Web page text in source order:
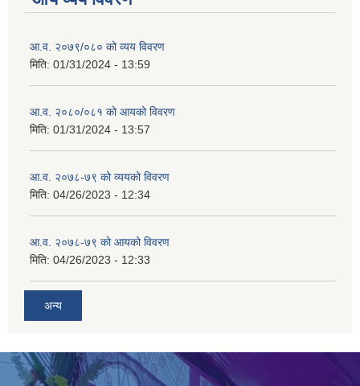
आ.व. २०७९/०८० को व्यय विवरण
मिति: 01/31/2024 - 13:59
आ.व. २०८०/०८१ को आयको विवरण
मिति: 01/31/2024 - 13:57
आ.व. २०७८-७९ को व्ययको विवरण
मिति: 04/26/2023 - 12:34
आ.व. २०७८-७९ को आयको विवरण
मिति: 04/26/2023 - 12:33
अन्य